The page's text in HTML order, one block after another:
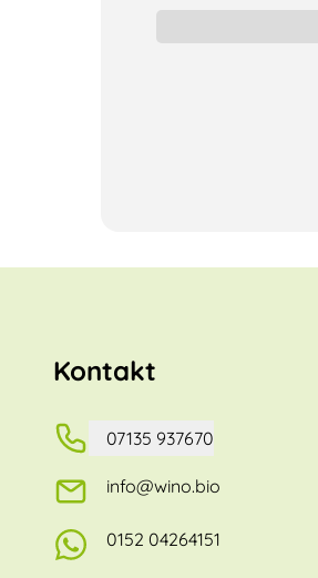
Kontakt
07135 937670
info@wino.bio
0152 04264151